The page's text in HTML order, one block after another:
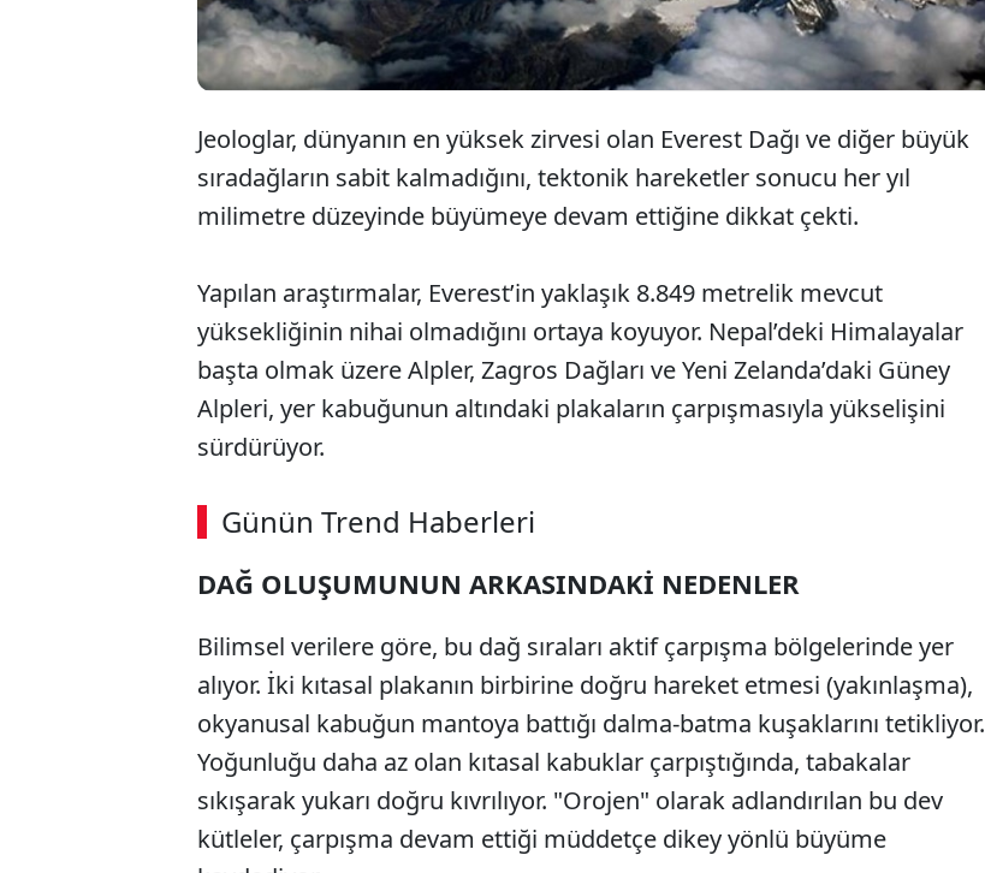
Jeologlar, dünyanın en yüksek zirvesi olan Everest Dağı ve diğer büyük
sıradağların sabit kalmadığını, tektonik hareketler sonucu her yıl
milimetre düzeyinde büyümeye devam ettiğine dikkat çekti.
Yapılan araştırmalar, Everest’in yaklaşık 8.849 metrelik mevcut
yüksekliğinin nihai olmadığını ortaya koyuyor. Nepal’deki Himalayalar
başta olmak üzere Alpler, Zagros Dağları ve Yeni Zelanda’daki Güney
Alpleri, yer kabuğunun altındaki plakaların çarpışmasıyla yükselişini
sürdürüyor.
Günün Trend Haberleri
00:02 / 03:53
DAĞ OLUŞUMUNUN ARKASINDAKİ NEDENLER
Bilimsel verilere göre, bu dağ sıraları aktif çarpışma bölgelerinde yer
alıyor. İki kıtasal plakanın birbirine doğru hareket etmesi (yakınlaşma),
okyanusal kabuğun mantoya battığı dalma-batma kuşaklarını tetikliyor.
Yoğunluğu daha az olan kıtasal kabuklar çarpıştığında, tabakalar
sıkışarak yukarı doğru kıvrılıyor. "Orojen" olarak adlandırılan bu dev
kütleler, çarpışma devam ettiği müddetçe dikey yönlü büyüme